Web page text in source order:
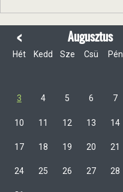
< Augusztus
Hét Kedd Sze Csü Pén
3 4 5 6 7
10 11 12 13 14
17 18 19 20 21
24 25 26 27 28